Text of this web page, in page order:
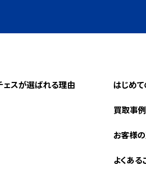
ェスが選ばれる理由 はじめ
買取事例
お客様
よくあ